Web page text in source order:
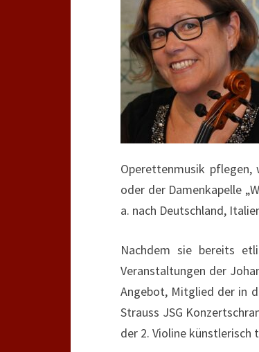
Operettenmusik pflegen,
oder der Damenkapelle
a. nach Deutschland,
Nachdem sie bereits
Veranstaltungen der
Angebot, Mitglied der in
Strauss JSG
der 2. Violine künstlerisch